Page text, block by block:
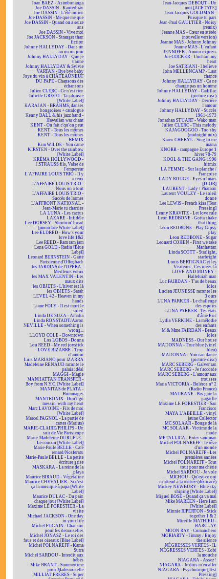
Joan BAEZ - Asimbonanga
Joe DASSIN - Kanterbräu
Joe DASSIN - L'été indien
Joe DASSIN - Me que me que
Joe DASSIN - Quand on a seize
ans
Joe DASSIN - Vive moi
Joe JACKSON - Stranger than
fiction
Johnny HALLYDAY - Dans un
an ou un jour
Johnny HALLYDAY - Que je
t'aime
Johnny HALLYDAY & Sylvie
VARTAN - Bye bye baby
Joye du vin à CHÂTEAUNEUF
DU PAPE - Chansons des
échansons
Julien CLERC - Ce n'est rien
Juliette GRÉCO - Ta jalousie
[White Label]
KARAJAN - BRAHMS, danses
hongroises + catalogue
Kenny BALL & his jazz band -
Hawaiian war chant
KENT - On fait c'qu'on peut
KENT - Tous les mômes
KENT - Tous les mômes
REMIX
Kim WILDE - You came
KIRSTEN - Over the rainbow
[White Label]
KRÉMA HOLLYWOOD -
J.STRAUSS fils, Valse de
l'empereur
L'AFFAIRE LOUIS TRIO - Il y
a ceux
L'AFFAIRE LOUIS TRIO -
Nous on a tout
L'AFFAIRE LOUIS TRIO -
Succès de larmes
L'AFFRONT NATIONAL -
Jean-Marie tu charries
LA LUNA - Les cactus
LAZARE - Infidèle
Lee DORSEY - Shortnin' bread
[monoface White Label]
Lee ELDRED - How's your
love life 1&2
Lee REED - Ram ram jam
Lena GOLD - Radio [Blue
Label]
Leonard BERNSTEIN - Gaîté
Parisienne d'Offenbach
les JARDINS de l'OPÉRA -
Meilleurs vœux
les MAX VALENTIN - Les
maux dits
les OBJETS - L'hiver est là
les OBJETS - Sarah
LEVEL 42 - Heaven in my
hands
Liane FOLY - Il est mort le
soleil
Linda DE SUZA - Amalia
Linda RONSTADT/Aaron
NEVILLE - When something is
wrong...
LLOYD COLE - Downtown
Los LOBOS - Donna
Lou REED - My red joystick
LOVE BIZARRE - Trop
d'amour
Luis MARIANO pour IZARRA
Madeleine RENAUD raconte le
palais idéal
MAGGI - Magie
MANHATTAN TRANSFER -
Boy from N.Y.C. [White Label]
MANITAS de PLATA -
Hommages
MANTRONIX - Don't go
messin' with my heart
Marc LAVOINE - Fils de moi
[White Label]
Marcel PAGNOL - La partie de
cartes (Marius)
MARIE-CLAIRE/PHILIPS - Un
soir de Vie Parisienne
Marie-Madeleine DURUFLÉ -
Le coucou [White Label]
Marie-Paule BELLE - Café
renard/Nosferatu
Marie-Paule BELLE - La petite
écriture grise
MASKARA - La reine de la
playa
Maurice BIRAUD - Végétaline
Maurice CHEVALIER - Si c'est
ça la musique à papa [White
Label]
Maurice DULAC - Du pain
chaque jour [White Label]
Maxime LE FORESTIER - La
visite
Michael JACKSON - One day
in your life
Michel FUGAIN - Chanson
pour les demoiselles
Michel JONASZ - Le roi des
fous et des oiseaux [Blue Label]
Michel POLNAREFF - Kama
Sutra
Michel SARDOU - Interdit aux
bébés
Mike BRANT - Summertime
pour Mademoiselle
MILLIAT FRÈRES - Super
Jean-Jacques DEBOUT - Un
mot [ACÉTATE]
Jean-Jacques GOLDMAN -
Puisque tu pars
Jean-Paul GAULTIER - Noisy
(remix)
Jeanne MAS - Cœur en stéréo
(nouvelle version)
Jeanne MAS - Johnny Johnny
Jeanne MAS - L'enfant
JENNIFER - Amour express
Joe COCKER - Unchain my
heart
Joe SATRIANI - I believe
John MELLENCAMP - Last
chance
Johnny HALLYDAY - Ça ne
change pas un homme
Johnny HALLYDAY - Cadillac
(picture-disc)
Johnny HALLYDAY - Derrière
l'amour
Johnny HALLYDAY - Succès
1961-1973
Jonathan STUART - Wako man
Julien CLERC - This melody
KAJAGOOGOO - Too shy
(midnight mix)
Karen CHERYL - Sing to me
mama
KNORR - campagne Europe 1
hiver 78-79
KOOL & THE GANG 1990
hitmix
LA FEMME - Sur la planche /
Françoise
LADY ROUGE - Eyes of mars
[DIOR]
LAURENT - Lady / Pharaon
Laurent VOULZY - Le soleil
donne
Lee LEWIS - French kiss [Test
Pressing]
Lenny KRAVITZ - Let love rule
Leon REDBONE - Gotta shake
that thing
Leon REDBONE - Play Gipsy
play
Leon REDBONE - Sugar
Leonard COHEN - First we take
Manhattan
Linda SCOTT - Starlight,
starbright
Louis BERTIGNAC et les
Visiteurs - Ces idées-là
LOVE AND MONEY -
Halleluiah man
Luc FAIRDAN - T'as de beaux
lolos
Lucien JEUNESSE raconte les
3 ours
LUNA PARKER - Le challenge
des espoirs
LUNA PARKER - Tes états
d'âme Eric
Lydia VERKINE - La mélodie
des enfants
M & Mme FAIRDAN - Beaux
lolos
MADNESS - Our house
MADONNA - True blue (vinyl
bleu)
MADONNA - You can dance
(picture-disc)
MARC SEBERG - Galver'ran
MARC SEBERG - Je t'accorde
MARC SEBERG - L'amour aux
trousses
Maria VICTORIA - Boléros n° 2
(Radio France)
MAURANE - Pas gaie la
pagaille
Maxime LE FORESTIER - San
Francisco
MAYA L'ABEILLE - vinyl
jaune Collector
MC SOLAAR - Bouge de là
MC SOLAAR - Victime de la
mode
METALLICA - Enter sandman
Michel POLNAREFF - Je rêve
d'un monde
Michel POLNAREFF - Les
premières années
Michel POLNAREFF - Tout
tout pour ma chérie
Michel SARDOU - Je vole
MICHOU - Qu'est-ce qui
m'attend à la rentrée (dédicacé)
Mickey NEWBURY - Blue sky
shining [White Label]
Miguel BOSÉ - Quand ça va mal
Mike MAREEN - Here I am
[White Label]
Minnie RIPERTON - Stick
together 1 & 2
Mireille MATHIEU -
BARCLAY
MOON RAY - Comanchero
MORIARTY - Jimmy / Enjoy
the silence
NÉGRESSES VERTES - IL
NÉGRESSES VERTES - Zobi
la mouche
NIAGARA - Assez !
NIAGARA - Je dois m'en aller
NIAGARA - Psychotrope [Test
Pressing]